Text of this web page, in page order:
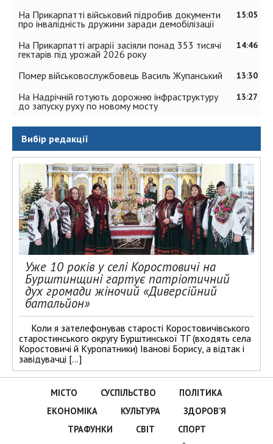
15:05
На Прикарпатті військовий підробив документи
про інвалідність дружини заради демобілізації
14:46
На Прикарпатті аграрії засіяли понад 353 тисячі
гектарів під урожай 2026 року
13:30
Помер військовослужбовець Василь Жупанський
13:27
На Надрічній готують дорожню інфраструктуру
до запуску руху по новому мосту
Вибір редакції
Уже 10 років у селі Коростовичі на
Бурштинщині гартує патріотичний
дух громади жіночий «Диверсійний
батальйон»
Коли я зателефонував старості Коростовичівського
старостинського округу Бурштинської ТГ (входять села
Коростовичі й Куропатники) Іванові Борису, а відтак і
завідувачці […]
МІСТО СУСПІЛЬСТВО
ПОЛІТИКА
ЕКОНОМІКА
КУЛЬТУРА
ЗДОРОВ’Я
ТРАФУНКИ
СВІТ
СПОРТ